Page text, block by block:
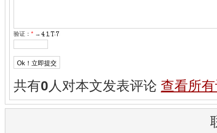
验证： * →
共有0人对本文发表评论 查看所